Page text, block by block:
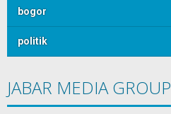
bogor
politik
JABAR MEDIA GROUP